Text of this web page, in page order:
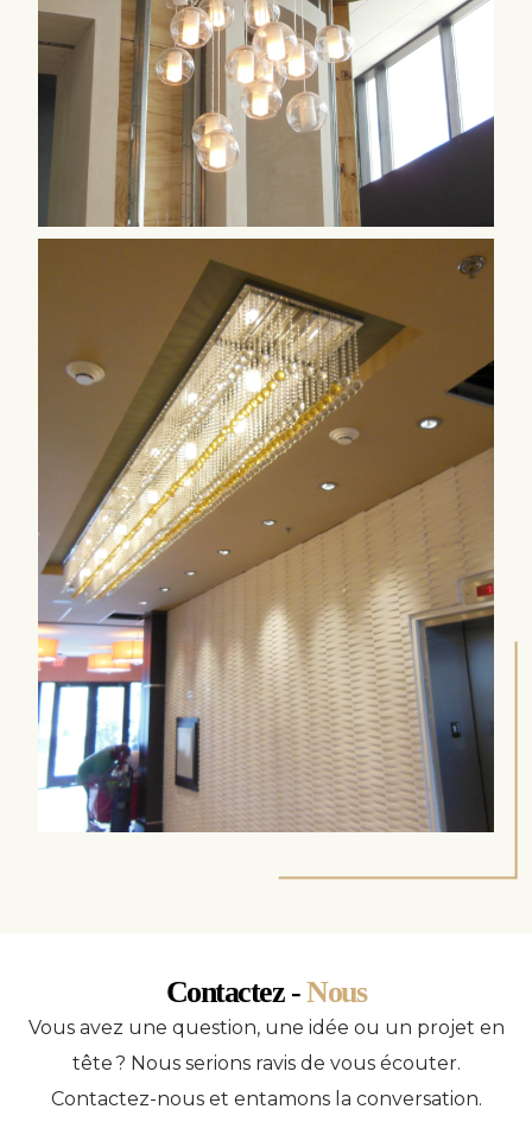
Contactez -Nous
Vous avez une question, une idée ou un projet en
tête ? Nous serions ravis de vous écouter.
Contactez-nous et entamons la conversation.